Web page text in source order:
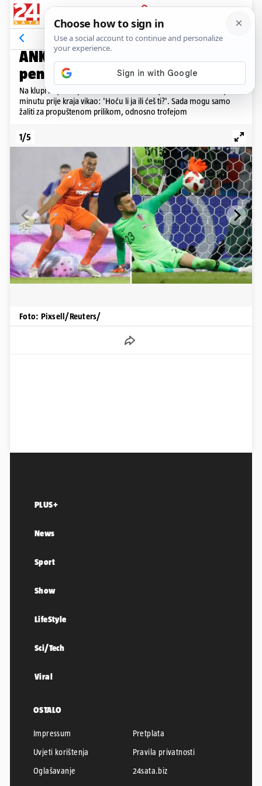
PRIJAVA
Galerija Komentari
'HOĆU JA ILI ĆEŠ TI?'
ANKETA Tko je trebao braniti
penale, L. Kalinić ili Subašić?
Na klupi Hajduka pričalo se da ubace Danijela Subašića. Suba je čak
minutu prije kraja vikao: 'Hoću li ja ili ćeš ti?'. Sada mogu samo
žaliti za propuštenom prilikom, odnosno trofejom
1/5
Foto: Pixsell/Reuters/
PLUS+
News
Sport
Show
LifeStyle
Sci/Tech
Viral
OSTALO
Impressum
Pretplata
Uvjeti korištenja
Pravila privatnosti
Oglašavanje
24sata.biz